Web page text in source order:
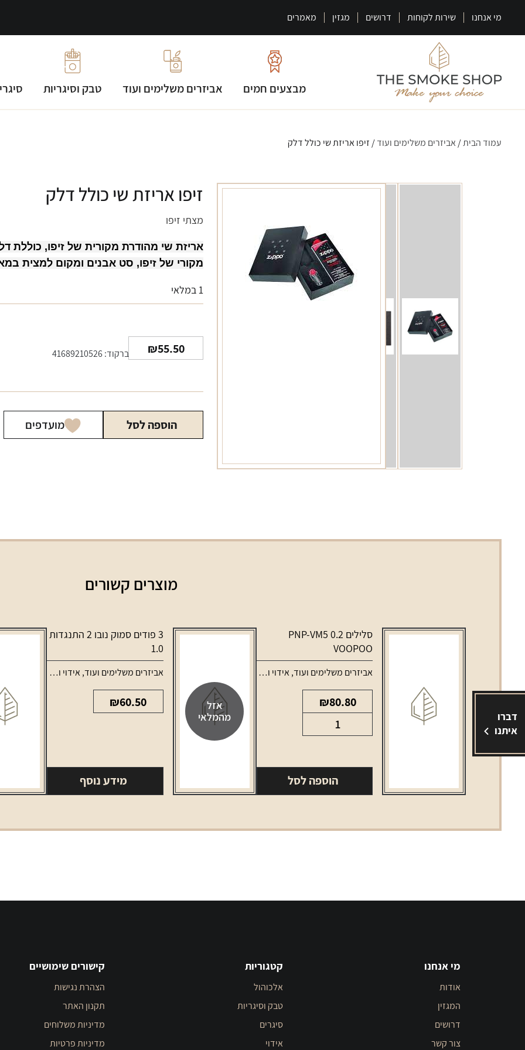
מי אנחנו שירות לקוחות דרושים מגזין מאמרים
מבצעים חמים אביזרים משלימים ועוד טבק וסיגריות
דברו
איתנו
עמוד הבית/ אביזרים משלימים ועוד/ זיפו אריזת שי כולל דלק
זיפו אריזת שי כולל דלק
מצתי זיפו
אריזת שי מהודרת מקורית של זיפו, כוללת
מקורי של זיפו, סט אבנים ומקום למצית
1 במלאי
₪55.50 ברקוד: 41689210526
הוספה לסל מועדפים
מוצרים קשורים
סלילים PNP-VM5 0.2
VOOPOO
אביזרים משלימים ועוד,אידוי ונרגילות סלילים וסוללות למכשירי אידוי
₪80.80
של
PNP-
הוספה לסל
אזל
מהמלאי
3 פודים סמוק נובו 2 התנגדות
1.0
אביזרים משלימים ועוד,אידוי ונרגילות
₪60.50
מידע נוסף
מי אנחנו
אודות
המגזין
דרושים
צור קשר
קטגוריות
אלכוהול
טבק וסיגריות
סיגרים
אידוי
קישורים שימושיים
הצהרת נגישות
תקנון האתר
מדיניות משלוחים
מדיניות פרטיות